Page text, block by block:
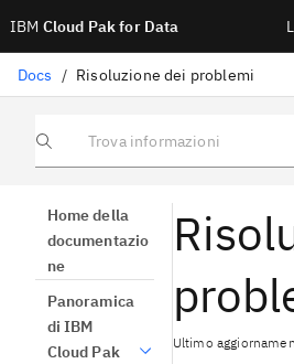
IBM Cloud Pak for Data
Docs / Risoluzione dei problemi
Trova informazioni
Home della
documentazio
ne
Panoramica
di IBM
Cloud Pak
Ultimo